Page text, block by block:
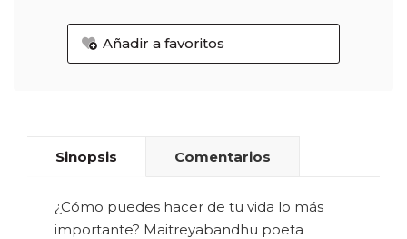
Añadir a favoritos
Sinopsis Comentarios
¿Cómo puedes hacer de tu vida lo más
importante? Maitreyabandhu poeta